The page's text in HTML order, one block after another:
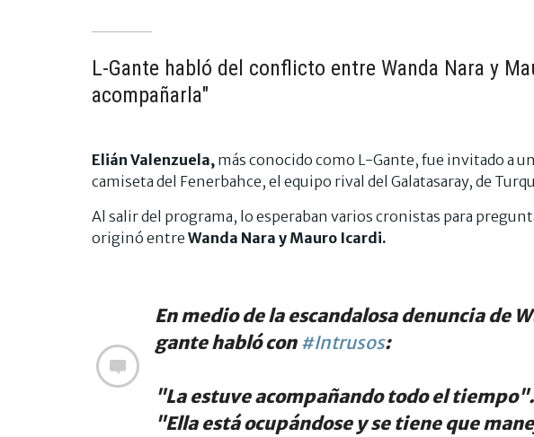
L-Gante habló del conflicto entre Wanda Nara y
acompañarla"
Elián Valenzuela, más conocido como L-Gante, fue invitado a
camiseta del Fenerbahce, el equipo rival del Galatasaray, de
Al salir del programa, lo esperaban varios cronistas para
originó entre Wanda Nara y Mauro Icardi.
En medio de la escandalosa denuncia de
gante habló con #Intrusos:
"La estuve acompañando todo el tiempo".
"Ella está ocupándose y se tiene que